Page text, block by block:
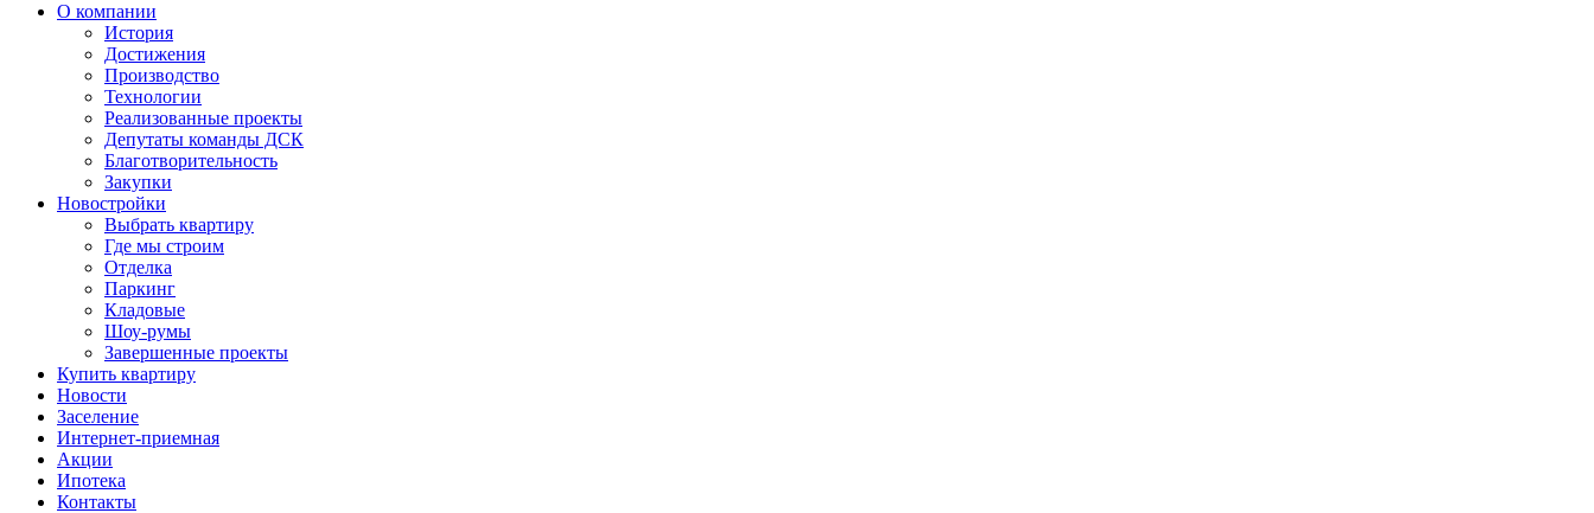
О компании
История
Достижения
Производство
Технологии
Реализованные проекты
Депутаты команды ДСК
Благотворительность
Закупки
Новостройки
Выбрать квартиру
Где мы строим
Отделка
Паркинг
Кладовые
Шоу-румы
Завершенные проекты
Купить квартиру
Новости
Заселение
Интернет-приемная
Акции
Ипотека
Контакты